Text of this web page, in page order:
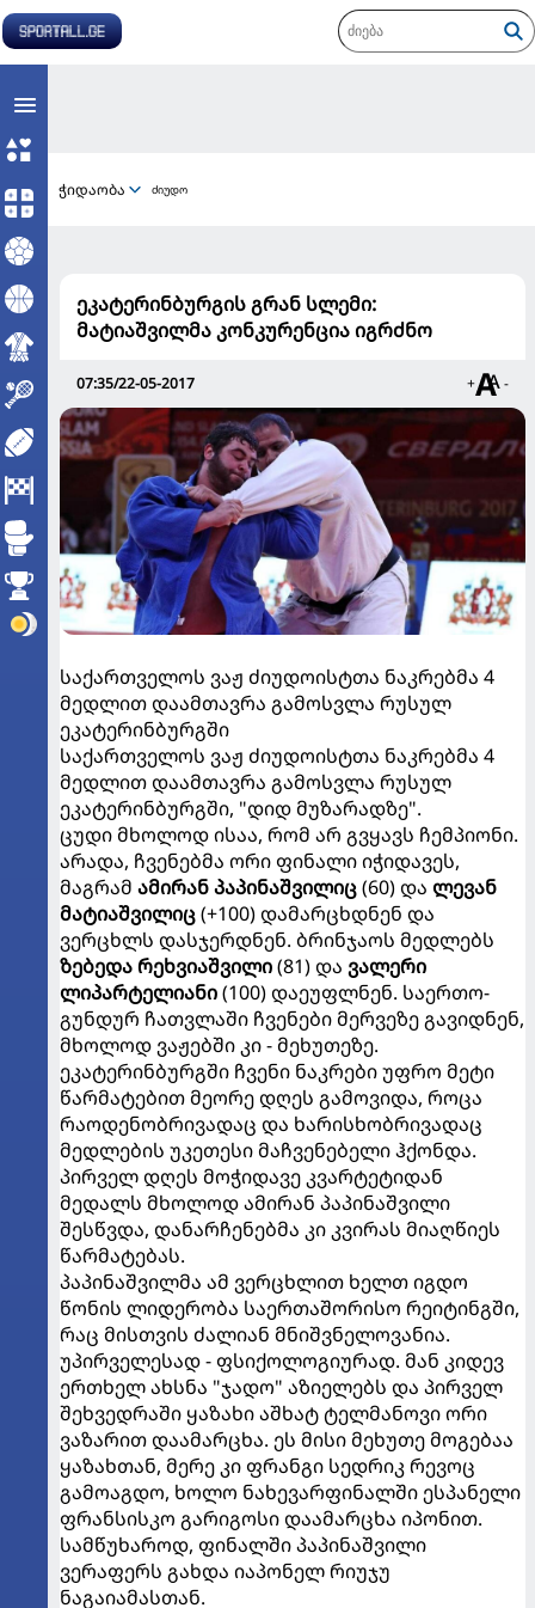
ჭიდაობა ძიუდო
ეკატერინბურგის გრან სლემი:
მატიაშვილმა კონკურენცია იგრძნო
07:35/22-05-2017 + -
საქართველოს ვაჟ ძიუდოისტთა ნაკრებმა 4
მედლით დაამთავრა გამოსვლა რუსულ
ეკატერინბურგში
საქართველოს ვაჟ ძიუდოისტთა ნაკრებმა 4
მედლით დაამთავრა გამოსვლა რუსულ
ეკატერინბურგში, "დიდ მუზარადზე".
ცუდი მხოლოდ ისაა, რომ არ გვყავს ჩემპიონი.
არადა, ჩვენებმა ორი ფინალი იჭიდავეს,
მაგრამ ამირან პაპინაშვილიც(60) და ლევან
მატიაშვილიც(+100) დამარცხდნენ და
ვერცხლს დასჯერდნენ. ბრინჯაოს მედლებს
ზებედა რეხვიაშვილი(81) და ვალერი
ლიპარტელიანი(100) დაეუფლნენ. საერთო-
გუნდურ ჩათვლაში ჩვენები მერვეზე გავიდნენ,
მხოლოდ ვაჟებში კი - მეხუთეზე.
ეკატერინბურგში ჩვენი ნაკრები უფრო მეტი
წარმატებით მეორე დღეს გამოვიდა, როცა
რაოდენობრივადაც და ხარისხობრივადაც
მედლების უკეთესი მაჩვენებელი ჰქონდა.
პირველ დღეს მოჭიდავე კვარტეტიდან
მედალს მხოლოდ ამირან პაპინაშვილი
შესწვდა, დანარჩენებმა კი კვირას მიაღწიეს
წარმატებას.
პაპინაშვილმა ამ ვერცხლით ხელთ იგდო
წონის ლიდერობა საერთაშორისო რეიტინგში,
რაც მისთვის ძალიან მნიშვნელოვანია.
უპირველესად - ფსიქოლოგიურად. მან კიდევ
ერთხელ ახსნა "ჯადო" აზიელებს და პირველ
შეხვედრაში ყაზახი აშხატ ტელმანოვი ორი
ვაზარით დაამარცხა. ეს მისი მეხუთე მოგებაა
ყაზახთან, მერე კი ფრანგი სედრიკ რევოც
გამოაგდო, ხოლო ნახევარფინალში ესპანელი
ფრანსისკო გარიგოსი დაამარცხა იპონით.
სამწუხაროდ, ფინალში პაპინაშვილი
ვერაფერს გახდა იაპონელ რიუჯუ
ნაგაიამასთან.